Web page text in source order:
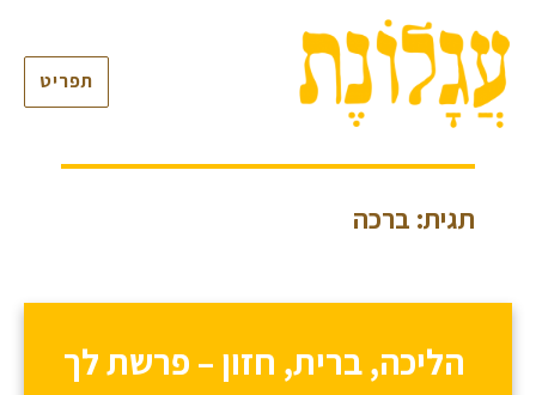
תפריט
תגית: ברכה
הליכה, ברית, חזון – פרשת לך